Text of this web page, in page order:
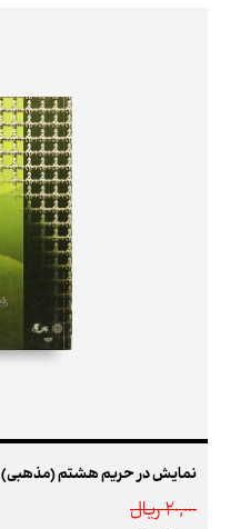
نمایش در حریم هشتم (مذهبی)
20,000 ريال